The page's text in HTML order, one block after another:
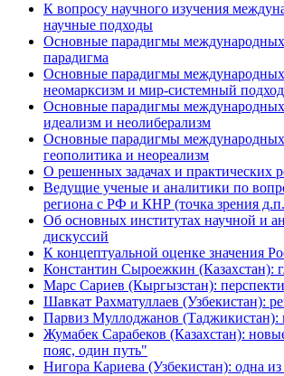
К вопросу научного изучения
научные подходы
Основные парадигмы международных
парадигма
Основные парадигмы международных
неомарксизм и мир-системный подход
Основные парадигмы международных
идеализм и неолиберализм
Основные парадигмы международных
геополитика и неореализм
О решенных задачах и практических
Ведущие ученые и аналитики по
региона с РФ и КНР (точка зрения
Об основных институтах научной и
дискуссий
К концептуальной оценке значения
Константин Сыроежкин (Казахстан):
Марс Сариев (Кыргызстан):
Шавкат Рахматуллаев (Узбекистан):
Парвиз Муллоджанов (Таджикистан):
Жумабек Сарабеков (Казахстан):
пояс, один путь"
Нигора Кариева (Узбекистан): одна